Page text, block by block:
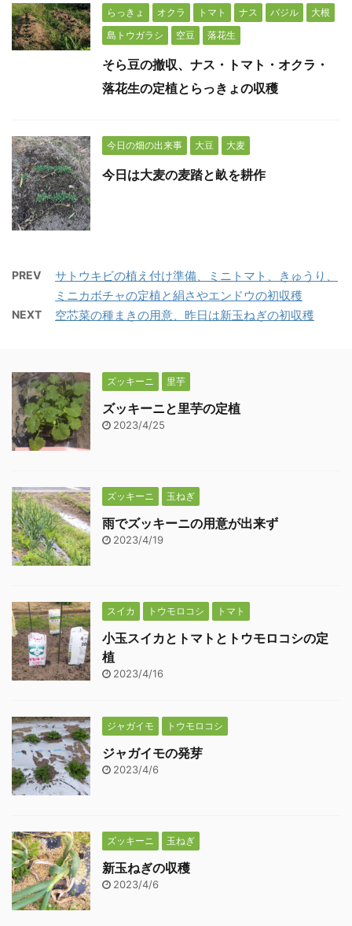
らっきょ オクラ トマト ナス バジル
大根
島トウガラシ
空豆 落花生
そら豆の撤収、ナス・トマト・オクラ・
落花生の定植とらっきょの収穫
今日の畑の出来事 大豆 大麦
今日は大麦の麦踏と畝を耕作
PREV
サトウキビの植え付け準備、ミニトマト、きゅうり、
ミニカボチャの定植と絹さやエンドウの初収穫
NEXT 空芯菜の種まきの用意、昨日は新玉ねぎの初収穫
ズッキーニ 里芋
ズッキーニと里芋の定植
2023/4/25
ズッキーニ 玉ねぎ
雨でズッキーニの用意が出来ず
2023/4/19
スイカ トウモロコシ トマト
小玉スイカとトマトとトウモロコシの定
植
2023/4/16
ジャガイモ トウモロコシ
ジャガイモの発芽
2023/4/6
ズッキーニ 玉ねぎ
新玉ねぎの収穫
2023/4/6